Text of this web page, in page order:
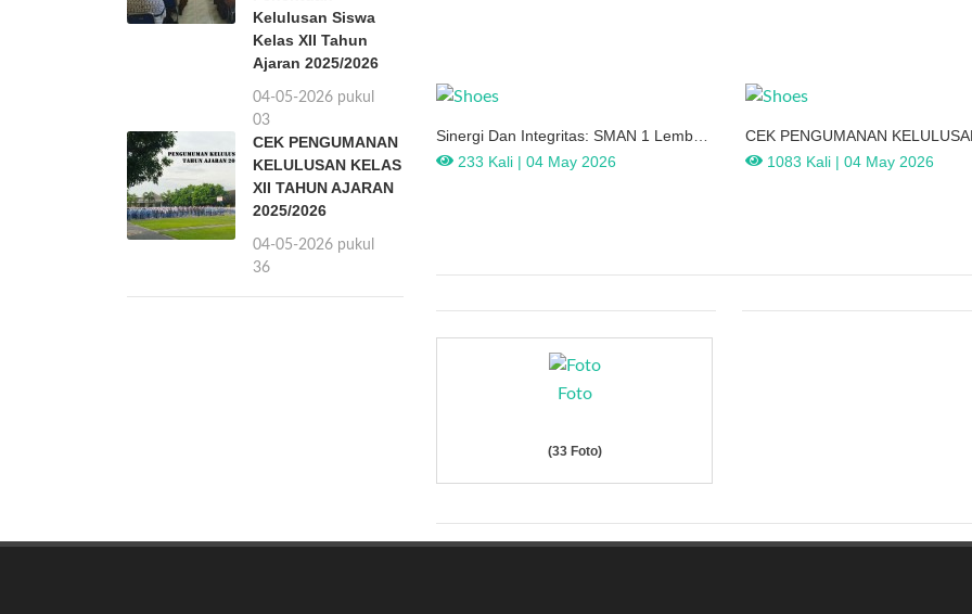
Kelulusan Siswa
Kelas XII Tahun
Ajaran 2025/2026
04-05-2026 pukul
15:03
CEK PENGUMANAN
KELULUSAN KELAS
XII TAHUN AJARAN
2025/2026
04-05-2026 pukul
14:36
Sinergi Dan Integritas: SMAN 1 Lembar
Gelar Rapat Penentuan
233 Kali | 04 May 2026
CEK PENGUMANAN
KELAS XII TAHUN AJARAN
1083 Kali | 04 May 2026
Foto
(33 Foto)